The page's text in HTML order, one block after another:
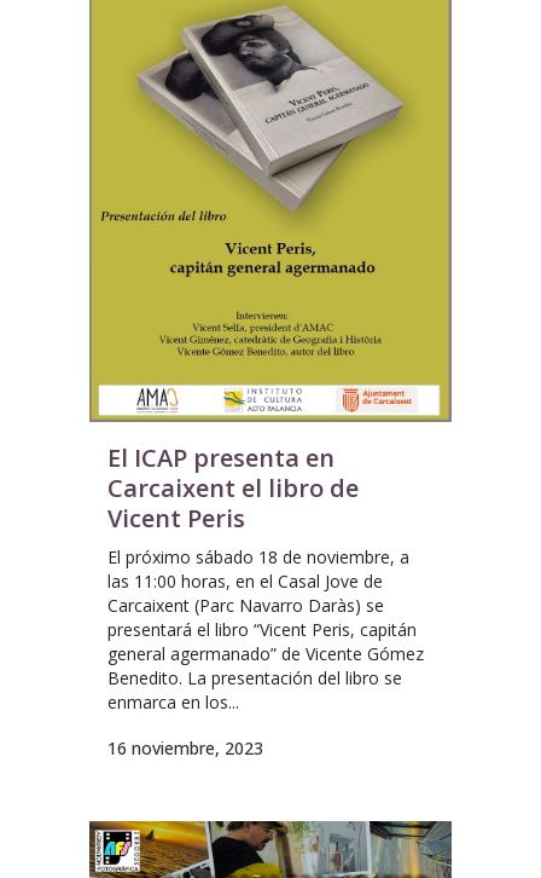
El ICAP presenta en
Carcaixent el libro de
Vicent Peris
El próximo sábado 18 de noviembre, a
las 11:00 horas, en el Casal Jove de
Carcaixent (Parc Navarro Daràs) se
presentará el libro “Vicent Peris, capitán
general agermanado” de Vicente Gómez
Benedito. La presentación del libro se
enmarca en los...
16 noviembre, 2023